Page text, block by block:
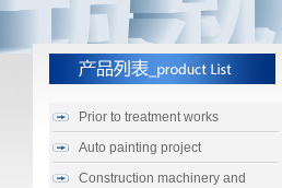
Prior to treatment works
Auto painting project
Construction machinery and